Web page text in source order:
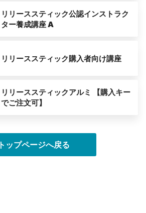
リリーススティック公認インストラク
ター養成講座 A
リリーススティック購入者向け講座
リリーススティックアルミ 【購入キー
でご注文可】
トップページへ戻る